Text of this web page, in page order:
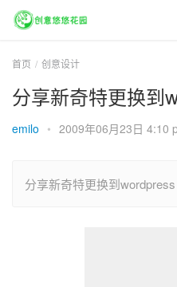
首页 创意设计
分享新奇特更换到
emilo • 2009年06月23日 4:10
分享新奇特更换到wordpress